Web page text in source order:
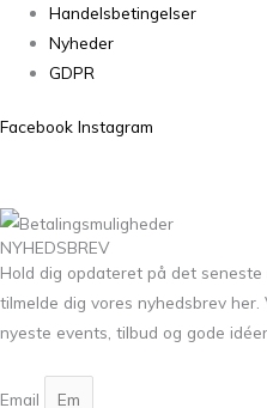
Handelsbetingelser
Nyheder
GDPR
Facebook Instagram
NYHEDSBREV
Hold dig opdateret på det
tilmelde dig vores nyhedsbrev
nyeste events, tilbud og gode
Email